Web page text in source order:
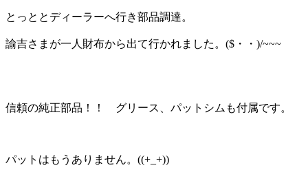
とっととディーラーへ行き部品調達。
諭吉さまが一人財布から出て行かれました。($・・)/~~~
信頼の純正部品！！ グリース、パットシムも付属です。
パットはもうありません。((+_+))